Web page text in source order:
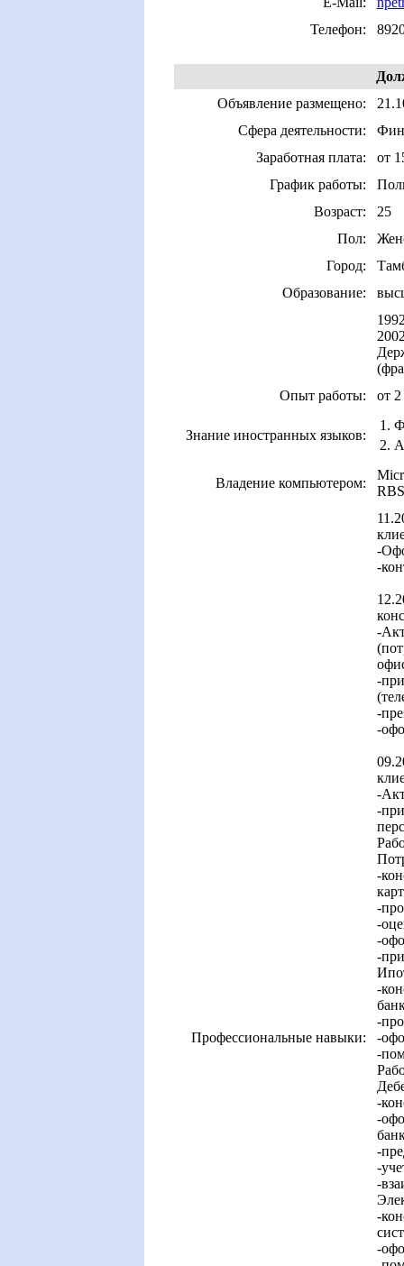
Телефон:
Объявление размещено:
Сфера деятельности:
Заработная плата:
от
График работы:
Возраст:
25
Пол:
Город:
Образование:
Опыт работы:
от 2
Знание иностранных языков:
1.
2.
Владение компьютером:
Профессиональные навыки:
-
-
-
-
-
-
-
-
-
-
-
-
-
-
-
-
-
-
-
-
-
-
-
-